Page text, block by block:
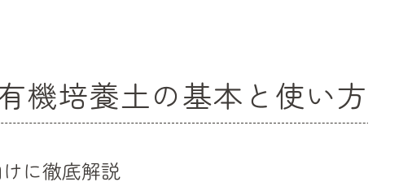
有機培養土で失敗しない害虫予防のポイント
自宅でできる有機培養土の作り方と注意点
機培養土の基本と使い方
に徹底解説